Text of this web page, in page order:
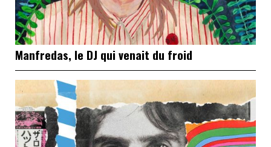
Manfredas, le DJ qui venait du froid